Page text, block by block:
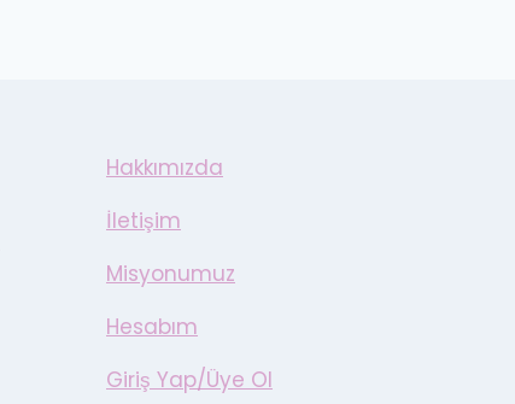
Hakkımızda
İletişim
Misyonumuz
Hesabım
Giriş Yap/Üye Ol